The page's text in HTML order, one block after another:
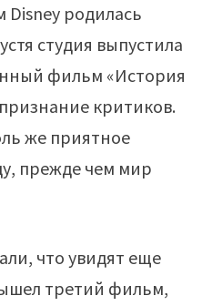
Disney родилась
студия выпустила
фильм «История
критиков.
же приятное
прежде чем мир
что увидят еще
третий фильм,